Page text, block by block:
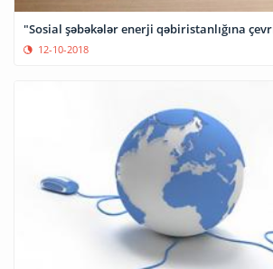
"Sosial şəbəkələr enerji qəbiristanlığına
12-10-2018